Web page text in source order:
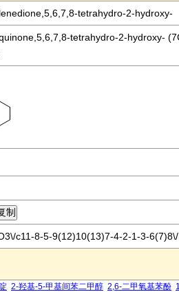
tetrahydro-2-hydroxy-
tetrahydro-2-hydroxy-
c11-8-5-9(12)10(13)7-4-2-1-3-
2-羟基-5-甲基间苯二甲醇 2,6-二甲氧基苯酚